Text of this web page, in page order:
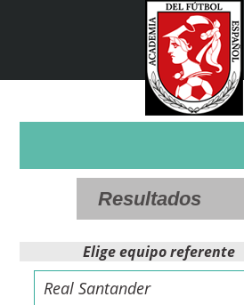
Elige equipo referente